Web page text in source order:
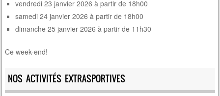
vendredi 23 janvier 2026 à partir de 18h00
samedi 24 janvier 2026 à partir de 18h00
dimanche 25 janvier 2026 à partir de 11h30
Ce week-end!
NOS ACTIVITÉS EXTRASPORTIVES